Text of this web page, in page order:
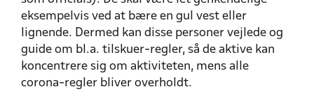
eksempelvis ved at bære en gul vest eller
lignende. Dermed kan disse personer vejlede og
guide om bl.a. tilskuer-regler, så de aktive kan
koncentrere sig om aktiviteten, mens alle
corona-regler bliver overholdt.